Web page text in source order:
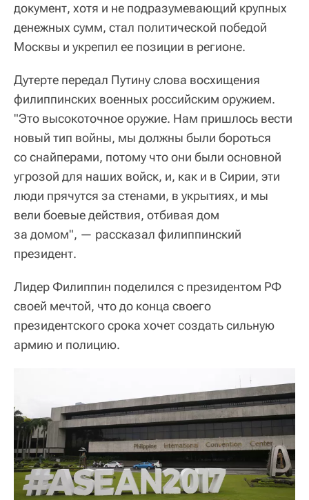
документ, хотя и не подразумевающий крупных
денежных сумм, стал политической победой
Москвы и укрепил ее позиции в регионе.
Дутерте передал Путину слова восхищения
филиппинских военных российским оружием.
"Это высокоточное оружие. Нам пришлось вести
новый тип войны, мы должны были бороться
со снайперами, потому что они были основной
угрозой для наших войск, и, как и в Сирии, эти
люди прячутся за стенами, в укрытиях, и мы
вели боевые действия, отбивая дом
за домом", — рассказал филиппинский
президент.
Лидер Филиппин поделился с президентом РФ
своей мечтой, что до конца своего
президентского срока хочет создать сильную
армию и полицию.